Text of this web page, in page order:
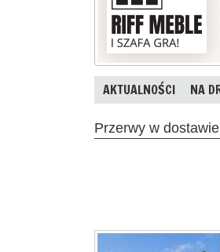
AKTUALNOŚCI NA
Przerwy w